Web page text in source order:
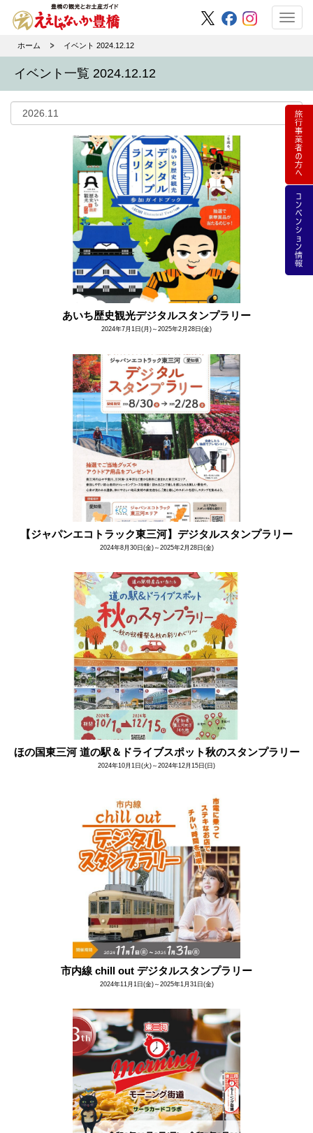
ホーム イベント 2024.12.12
イベント一覧 2024.12.12
あいち歴史観光デジタルスタンプラリー
2024年7月1日(月)～2025年2月28日(金)
【ジャパンエコトラック東三河】デジタルスタンプラリー
2024年8月30日(金)～2025年2月28日(金)
ほの国東三河 道の駅＆ドライブスポット秋のスタンプラリー
2024年10月1日(火)～2024年12月15日(日)
市内線 chill out デジタルスタンプラリー
2024年11月1日(金)～2025年1月31日(金)